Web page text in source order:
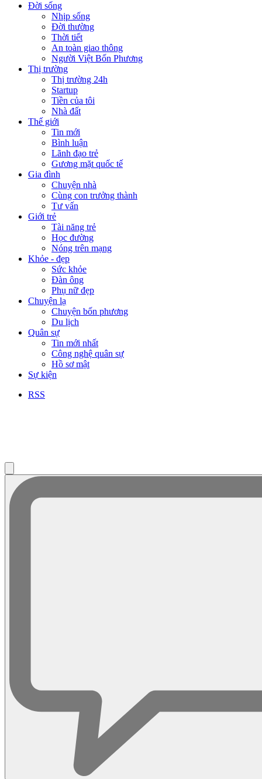
Đời sống
Nhịp sống
Đời thường
Thời tiết
An toàn giao thông
Người Việt Bốn Phương
Thị trường
Thị trường 24h
Startup
Tiền của tôi
Nhà đất
Thế giới
Tin mới
Bình luận
Lãnh đạo trẻ
Gương mặt quốc tế
Gia đình
Chuyện nhà
Cùng con trưởng thành
Tư vấn
Giới trẻ
Tài năng trẻ
Học đường
Nóng trên mạng
Khỏe - đẹp
Sức khỏe
Đàn ông
Phụ nữ đẹp
Chuyện lạ
Chuyện bốn phương
Du lịch
Quân sự
Tin mới nhất
Công nghệ quân sự
Hồ sơ mật
Sự kiện
RSS